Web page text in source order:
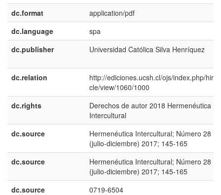
dc.format
application/pdf
dc.language
spa
dc.publisher
Universidad Católica Silva Henrí­quez
dc.relation
http://ediciones.ucsh.cl/ojs/index.php/hirf/
cle/view/1060/1000
dc.rights
Derechos de autor 2018 Hermenéutica
Intercultural
dc.source
Hermenéutica Intercultural; Número 28
(julio-diciembre) 2017; 145-165
dc.source
Hermenéutica Intercultural; Número 28
(julio-diciembre) 2017; 145-165
dc.source
0719-6504